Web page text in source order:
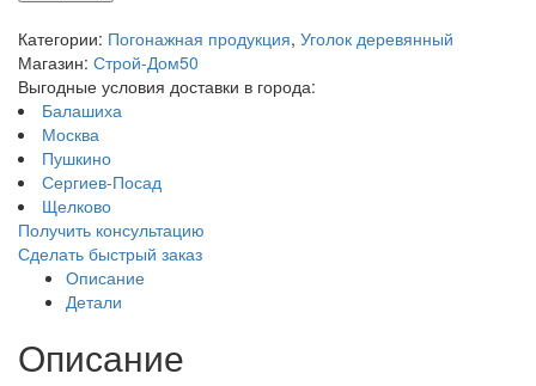
Категории: Погонажная продукция, Уголок деревянный
Магазин: Строй-Дом50
Выгодные условия доставки в города:
Балашиха
Москва
Пушкино
Сергиев-Посад
Щелково
Получить консультацию
Сделать быстрый заказ
Описание
Детали
Описание